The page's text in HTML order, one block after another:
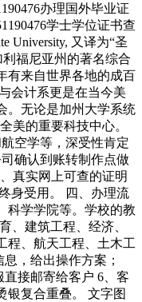
办理国外毕业证
学士学位证书查
University, 又译为“圣
福尼亚州的著名综合
有来自世界各地的成百
会计系更是在当今美
。无论是加州大学系统
美的重要科技中心。
空学等，深受性肯定
确认到账转制作点做
真实网上可查的证明
身受用。 四、办理流
科学学院等。学校的教
、建筑工程、经济、
程、航天工程、土木工
，给出操作方案；
接邮寄给客户 6、客
银复合重叠。 文字图